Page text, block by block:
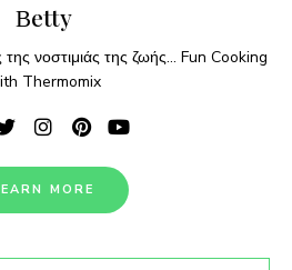
Βetty
νοστιμιάς της ζωής... Fun Cooking
Thermomix
MORE